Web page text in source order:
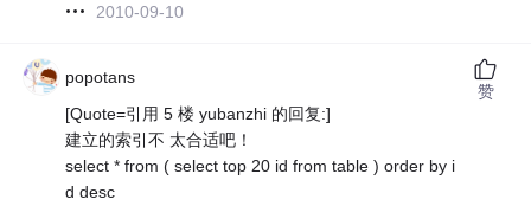
2010-09-10
popotans
[Quote=引用 5 楼 yubanzhi 的回复:]
建立的索引不 太合适吧！
select * from ( select top 20 id from table ) order by i
d desc
赞